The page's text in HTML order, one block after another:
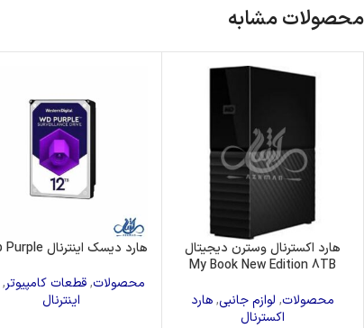
محصولات مشابه
هارد اکسترنال وسترن دیجیتال
My Book New Edition 8TB
محصولات, لوازم جانبی,هارد
اکسترنال
هارد دیسک اینترنال 12Tb Purple
محصولات,قطعات کامپیوتر,
اینترنال